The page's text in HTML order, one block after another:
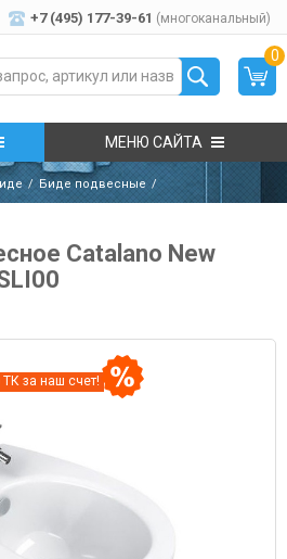
+7 (495) 177-39-61 (многоканальный)
0
МЕНЮ САЙТА
Биде подвесные
Catalano New
за наш счет!